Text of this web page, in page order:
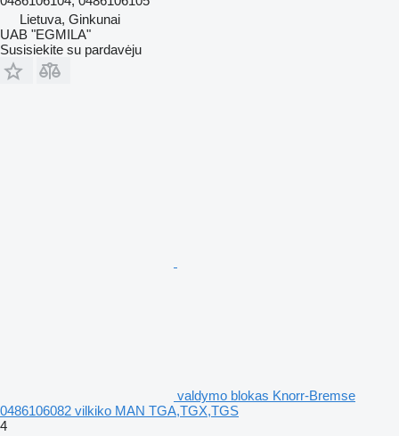
Lietuva, Ginkunai
UAB "EGMILA"
Susisiekite su pardavėju
valdymo blokas Knorr-Bremse
0486106082 vilkiko MAN TGA,TGX,TGS
4